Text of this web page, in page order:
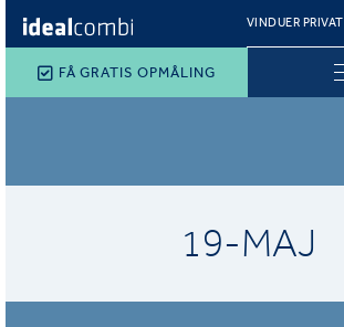
VINDUER PRIVAT
FÅ GRATIS OPMÅLING
19-MAJ